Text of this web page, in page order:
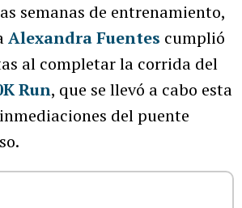
semanas de entrenamiento,
Alexandra Fuentes cumplió
al completar la corrida del
Run, que se llevó a cabo esta
del puente